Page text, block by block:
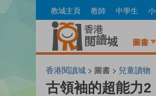
to
教城主頁 教師 中學生
圖書
香港閱讀城 > 圖書 > 兒童讀物
古領袖的超能力2